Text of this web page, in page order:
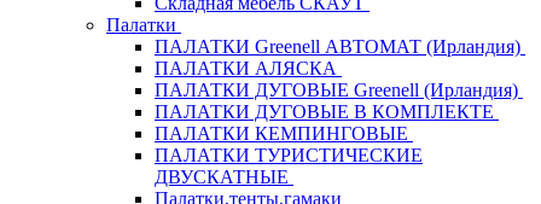
Палатки
ПАЛАТКИ Greenell АВТОМАТ (Ирландия)
ПАЛАТКИ АЛЯСКА
ПАЛАТКИ ДУГОВЫЕ Greenell (Ирландия)
ПАЛАТКИ ДУГОВЫЕ В КОМПЛЕКТЕ
ПАЛАТКИ КЕМПИНГОВЫЕ
ПАЛАТКИ ТУРИСТИЧЕСКИЕ
ДВУСКАТНЫЕ
Палатки,тенты,гамаки